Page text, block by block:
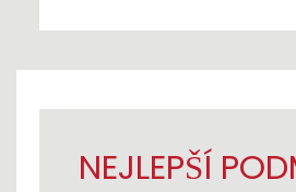
NEJLEPŠÍ